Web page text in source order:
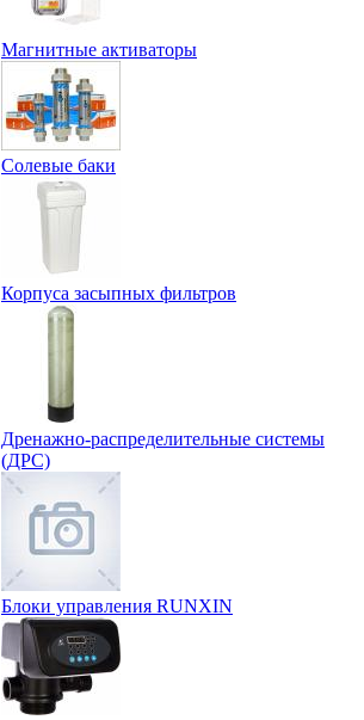
Магнитные активаторы
Солевые баки
Корпуса засыпных фильтров
Дренажно-распределительные системы
(ДРС)
Блоки управления RUNXIN